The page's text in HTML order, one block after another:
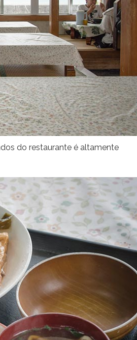
do restaurante é altamente